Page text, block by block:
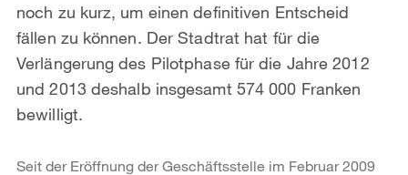
noch zu kurz, um einen definitiven Entscheid
fällen zu können. Der Stadtrat hat für die
Verlängerung des Pilotphase für die Jahre 2012
und 2013 deshalb insgesamt 574 000 Franken
bewilligt.
Seit der Eröffnung der Geschäftsstelle im Februar 2009